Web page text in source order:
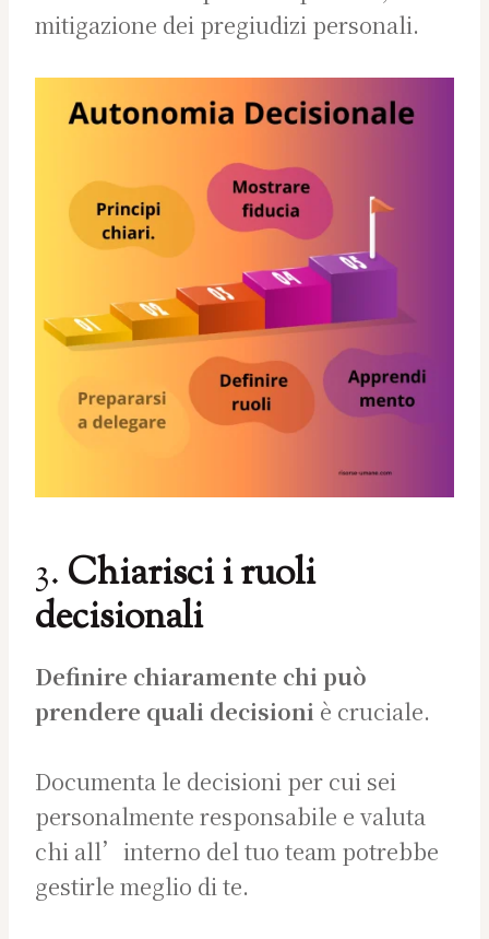
mitigazione dei pregiudizi personali.
3. Chiarisci i ruoli
decisionali
Definire chiaramente chi può
prendere quali decisioni è cruciale.
Documenta le decisioni per cui sei
personalmente responsabile e valuta
chi all’interno del tuo team potrebbe
gestirle meglio di te.